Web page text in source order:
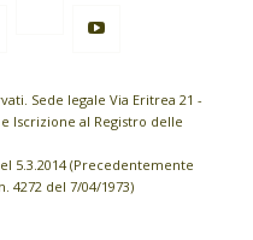
Sede legale Via Eritrea 21 -
Iscrizione al Registro delle
5.3.2014 (Precedentemente
4272 del 7/04/1973)